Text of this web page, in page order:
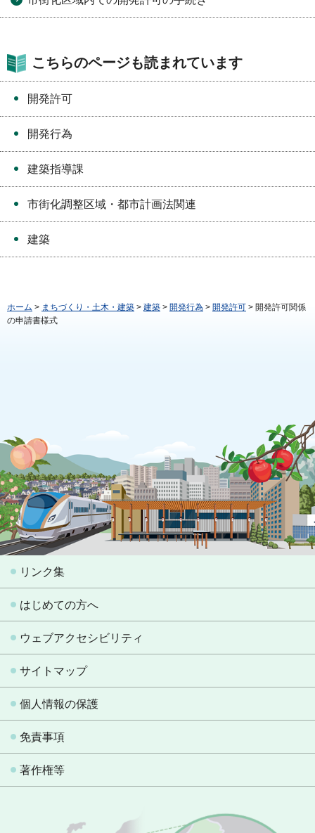
こちらのページも読まれています
開発許可
開発行為
建築指導課
市街化調整区域・都市計画法関連
建築
ホーム > まちづくり・土木・建築 > 建築 > 開発行為 > 開発許可 > 開発許可関係
の申請書様式
リンク集
はじめての方へ
ウェブアクセシビリティ
サイトマップ
個人情報の保護
免責事項
著作権等